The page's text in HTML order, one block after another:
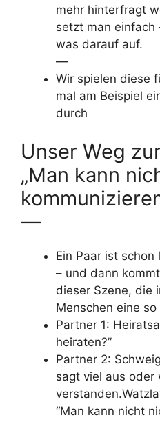
mehr hinterfragt
setzt man einfach
was darauf auf.
—
Wir spielen diese
mal am Beispiel
durch
Unser Weg
„Man kann
—
Ein Paar ist
– und dann
dieser Szene, die
Menschen eine
Partner 1:
heiraten?”
Partner 2:
sagt viel aus
“Man kann nicht